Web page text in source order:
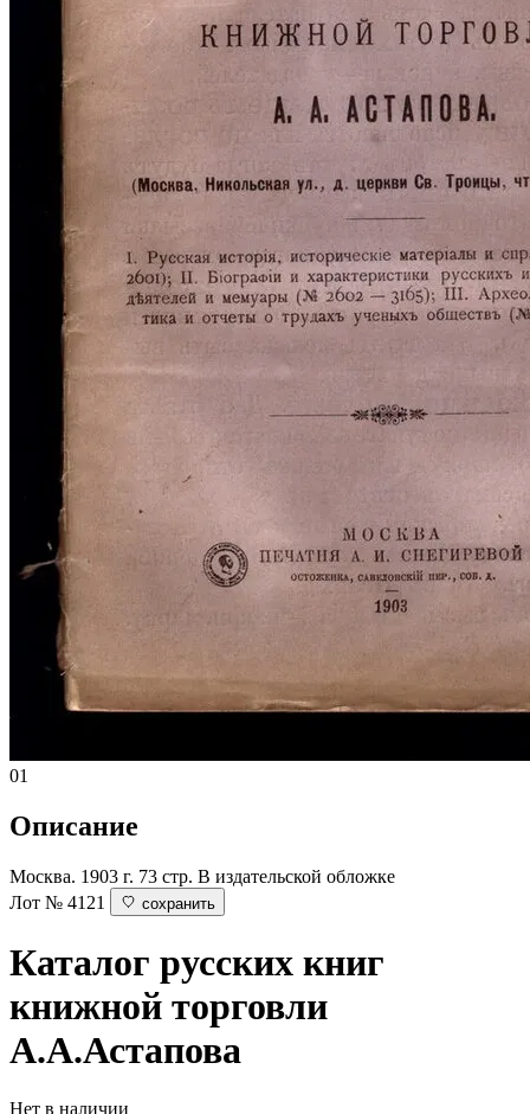
01
Описание
Москва. 1903 г. 73 стр. В издательской обложке
Лот № 4121
сохранить
Каталог русских книг
книжной торговли
А.А.Астапова
Нет в наличии